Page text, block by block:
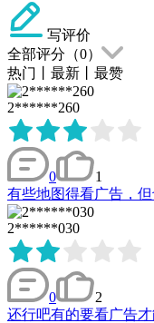
写评价
全部评分（0）
热门
最新 最赞
2******260
0
1
有些地图得看广告，
2******030
0
2
还行吧有的要看广告